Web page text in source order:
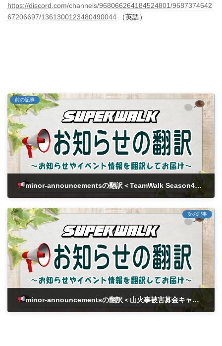
https://discord.com/channels/968066264184524801/9687374642
67206697/1361300123480490044 （英語）
前の記事
minor-announcementsの翻訳＜TeamWalk Season4報酬配布のお知らせ＞
次の記事
minor-announcementsの翻訳＜山火事被害募金キャンペーン結果及び寄付完了のお知らせ＞